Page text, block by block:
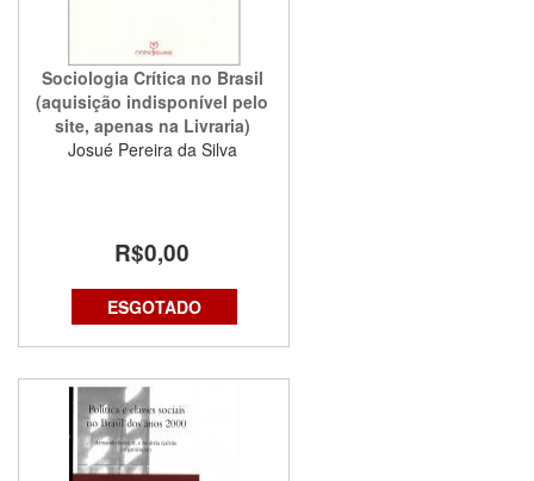
Sociologia Crítica no Brasil
(aquisição indisponível pelo
site, apenas na Livraria)
Josué Pereira da Silva
R$0,00
ESGOTADO